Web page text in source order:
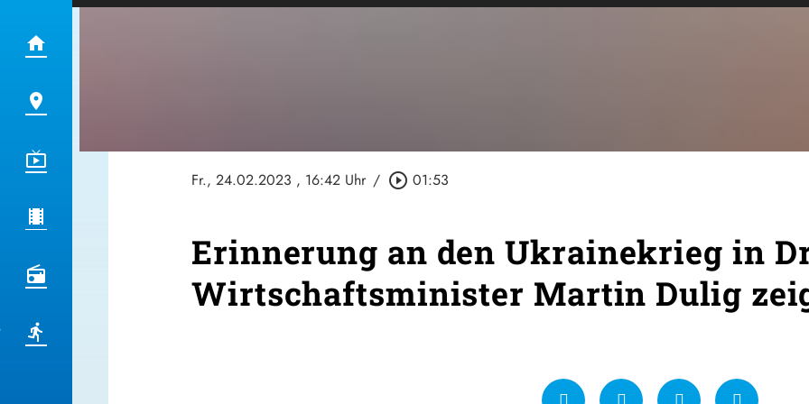
Fr., 24.02.2023 , 16:42 Uhr / play_circle_outline 01:53
Erinnerung an den Ukrainekrieg in
Wirtschaftsminister Martin Dulig